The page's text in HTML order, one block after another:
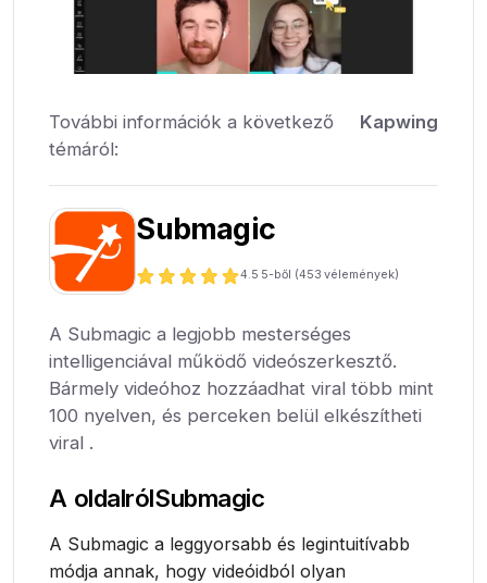
További információk a következő
témáról:
Kapwing
Submagic
4.5 5-ből (453 vélemények)
A Submagic a legjobb mesterséges
intelligenciával működő videószerkesztő.
Bármely videóhoz hozzáadhat viral több mint
100 nyelven, és perceken belül elkészítheti
viral .
A oldalrólSubmagic
A Submagic a leggyorsabb és legintuitívabb
módja annak, hogy videóidból olyan